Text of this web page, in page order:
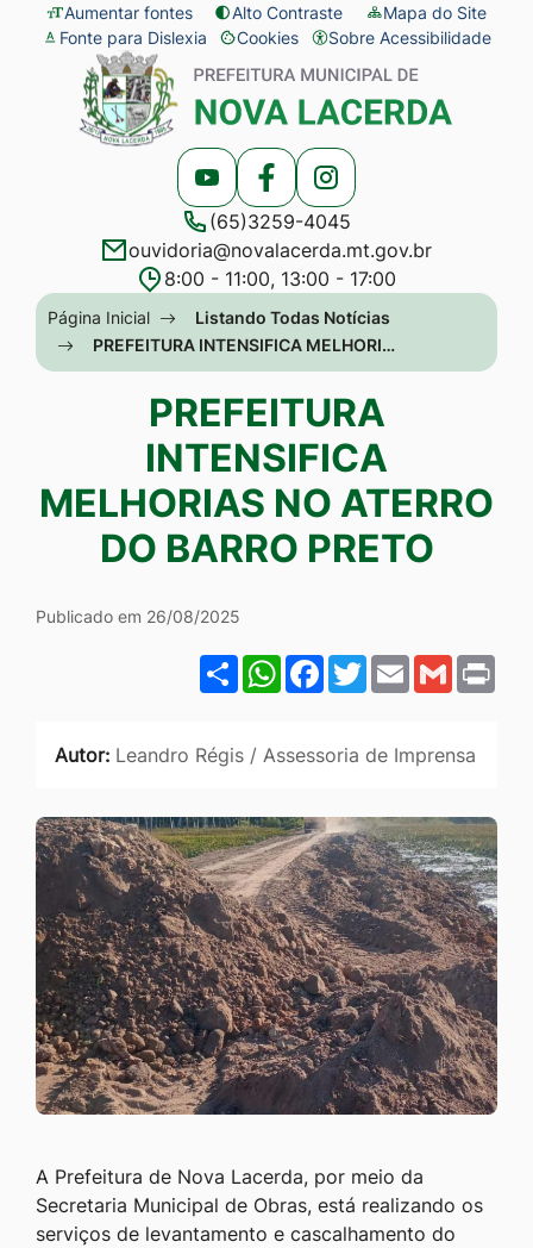
Seção
de
atalhos
acessibilidade
Ir
para
conteúdo
menu
[alt+2]
Ir
busca
[alt+3]
o
Aumentar fontes Alto Contraste
Mapa do Site
Fonte para Dislexia
Cookies
Abrir
preferências
de
cookies
Sobre Acessibilidade
Seção
menu
Acessar
a
Rede
Social
Youtube
Acessar
a
Rede
Social
Facebook
Acessar
a
Rede
Social
Instagram
(65)3259-4045
ouvidoria@novalacerda.mt.gov.br
8:00 - 11:00, 13:00 - 17:00
Seção
do
menu
Página Inicial
Listando Todas Notícias
PREFEITURA INTENSIFICA MELHORI…
PREFEITURA
INTENSIFICA
MELHORIAS NO ATERRO
DO BARRO PRETO
Publicado em 26/08/2025
ShareWhatsApp
Facebook
Twitter
EmailGmail
Autor: Leandro Régis / Assessoria de Imprensa
A Prefeitura de Nova Lacerda, por meio da
Secretaria Municipal de Obras, está realizando os
serviços de levantamento e cascalhamento do